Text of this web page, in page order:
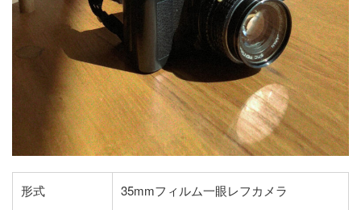
形式 35mmフィルム一眼レフカメラ